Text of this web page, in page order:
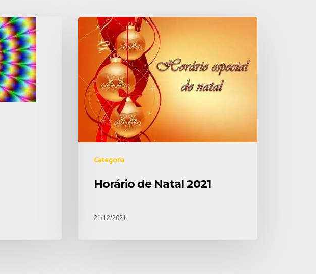
Categoria
Horário de Natal 2021
21/12/2021